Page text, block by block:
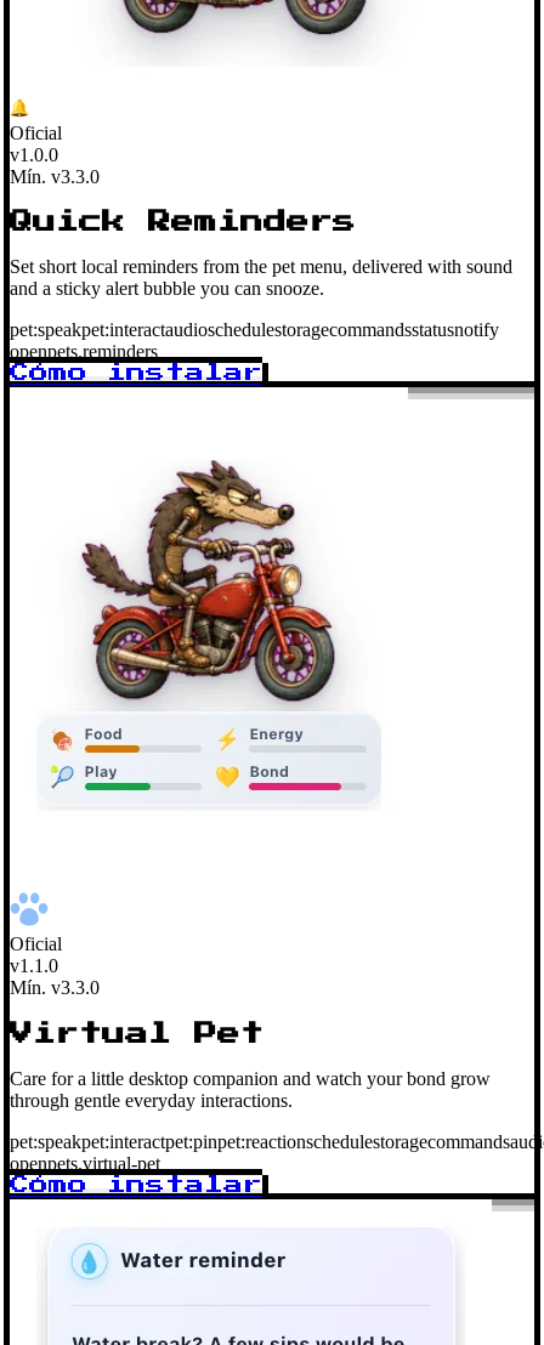
Oficial
v1.0.0
Mín. v3.3.0
Quick Reminders
Set short local reminders from the pet menu, delivered with sound
and a sticky alert bubble you can snooze.
pet:speakpet:interactaudioschedulestoragecommandsstatusnotify
openpets.reminders
Cómo instalar
Oficial
v1.1.0
Mín. v3.3.0
Virtual Pet
Care for a little desktop companion and watch your bond grow
through gentle everyday interactions.
pet:speakpet:interactpet:pinpet:reactionschedulestoragecommands
openpets.virtual-pet
Cómo instalar